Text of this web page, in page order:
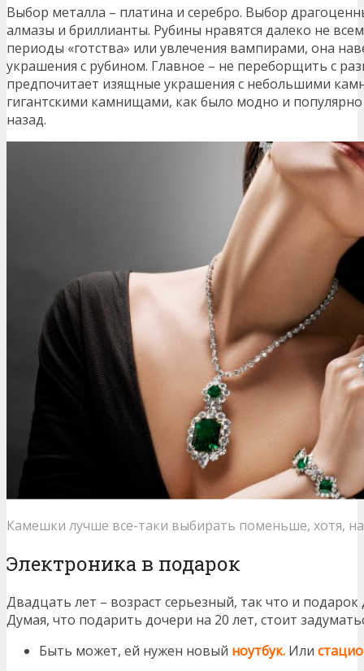
Выбор металла – платина и серебро. Выбор
алмазы и бриллианты. Рубины нравятся далеко не
периоды «готства» или увлечения вампирами, она
украшения с рубином. Главное – не переборщить с
предпочитает изящные украшения с небольшими
гигантскими камнищами, как было модно и
назад.
Камешки лучше все-таки выбирать поменьше, хотя,
Электроника в подарок
Двадцать лет – возраст серьезный, так что и
Думая, что подарить дочери на 20 лет, стоит
Быть может, ей нужен новый ноутбук. Или